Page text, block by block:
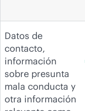
Datos de
contacto,
información
sobre presunta
mala conducta y
otra información